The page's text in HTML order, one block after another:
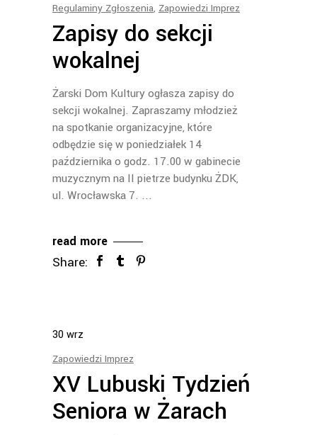
Regulaminy Zgłoszenia, Zapowiedzi Imprez
Zapisy do sekcji
wokalnej
Żarski Dom Kultury ogłasza zapisy do
sekcji wokalnej. Zapraszamy młodzież
na spotkanie organizacyjne, które
odbędzie się w poniedziałek 14
października o godz. 17.00 w gabinecie
muzycznym na II pietrze budynku ŻDK,
ul. Wrocławska 7.
read more
Share:
30wrz
Zapowiedzi Imprez
XV Lubuski Tydzień
Seniora w Żarach